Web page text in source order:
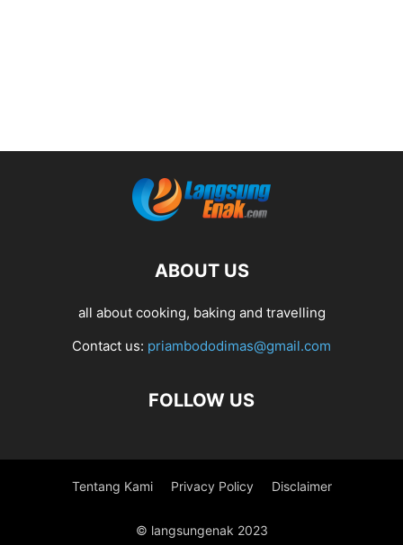
ABOUT US
all about cooking, baking and travelling
Contact us: priambododimas@gmail.com
FOLLOW US
Tentang Kami Privacy Policy Disclaimer
© langsungenak 2023